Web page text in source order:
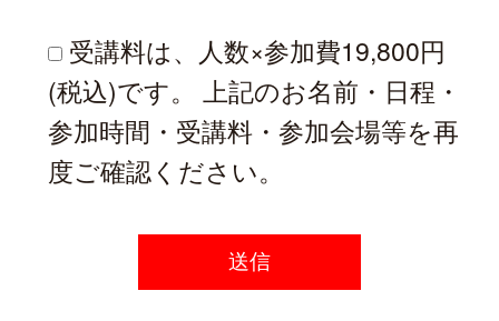
受講料は、人数×参加費19,800円
(税込)です。 上記のお名前・日程・
参加時間・受講料・参加会場等を再
度ご確認ください。